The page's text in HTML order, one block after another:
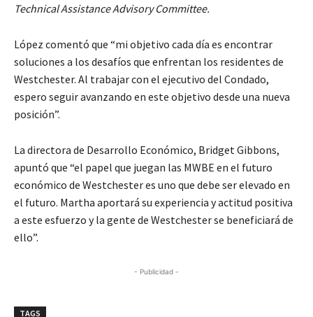
Technical Assistance Advisory Committee.
López comentó que “mi objetivo cada día es encontrar
soluciones a los desafíos que enfrentan los residentes de
Westchester. Al trabajar con el ejecutivo del Condado,
espero seguir avanzando en este objetivo desde una nueva
posición”.
La directora de Desarrollo Económico, Bridget Gibbons,
apuntó que “el papel que juegan las MWBE en el futuro
económico de Westchester es uno que debe ser elevado en
el futuro. Martha aportará su experiencia y actitud positiva
a este esfuerzo y la gente de Westchester se beneficiará de
ello”.
- Publicidad -
TAGS